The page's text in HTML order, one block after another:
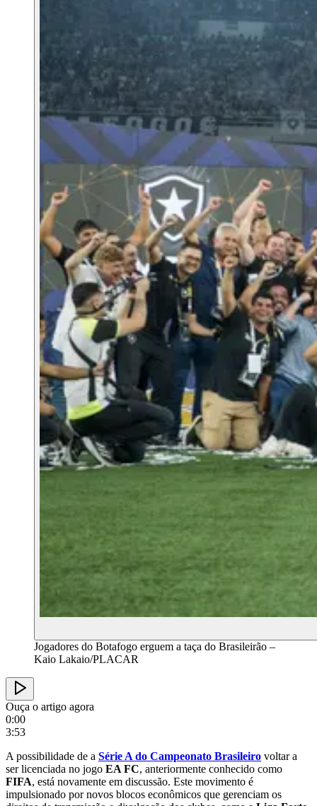
Jogadores do Botafogo erguem a taça do Brasileirão –
Kaio Lakaio/PLACAR
Ouça o artigo agora
0:00
3:53
A possibilidade de a Série A do Campeonato Brasileiro voltar a
ser licenciada no jogo EA FC, anteriormente conhecido como
FIFA, está novamente em discussão. Este movimento é
impulsionado por novos blocos econômicos que gerenciam os